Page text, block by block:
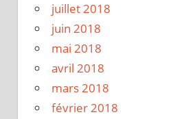
juillet 2018
juin 2018
mai 2018
avril 2018
mars 2018
février 2018